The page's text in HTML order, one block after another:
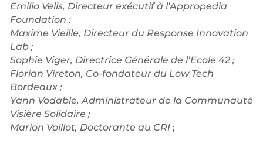
Emilio Velis, Directeur exécutif à l’Appropedia
Foundation ;
Maxime Vieille, Directeur du Response Innovation
Lab ;
Sophie Viger, Directrice Générale de l’Ecole 42 ;
Florian Vireton, Co-fondateur du Low Tech
Bordeaux ;
Yann Vodable, Administrateur de la Communauté
Visière Solidaire ;
Marion Voillot, Doctorante au CRI ;